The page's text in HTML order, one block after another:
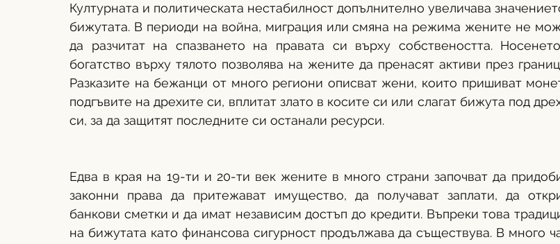
Културната и политическата нестабилност допълнително увеличава
бижутата. В периоди на война, миграция или смяна на режима жените не
да разчитат на спазването на правата си върху собствеността.
богатство върху тялото позволява на жените да пренасят активи през
Разказите на бежанци от много региони описват жени, които пришиват
подгъвите на дрехите си, вплитат злато в косите си или слагат бижута под
си, за да защитят последните си останали ресурси.
Едва в края на 19-ти и 20-ти век жените в много страни започват да
законни права да притежават имущество, да получават заплати, да
банкови сметки и да имат независим достъп до кредити. Въпреки това
на бижутата като финансова сигурност продължава да съществува. В много